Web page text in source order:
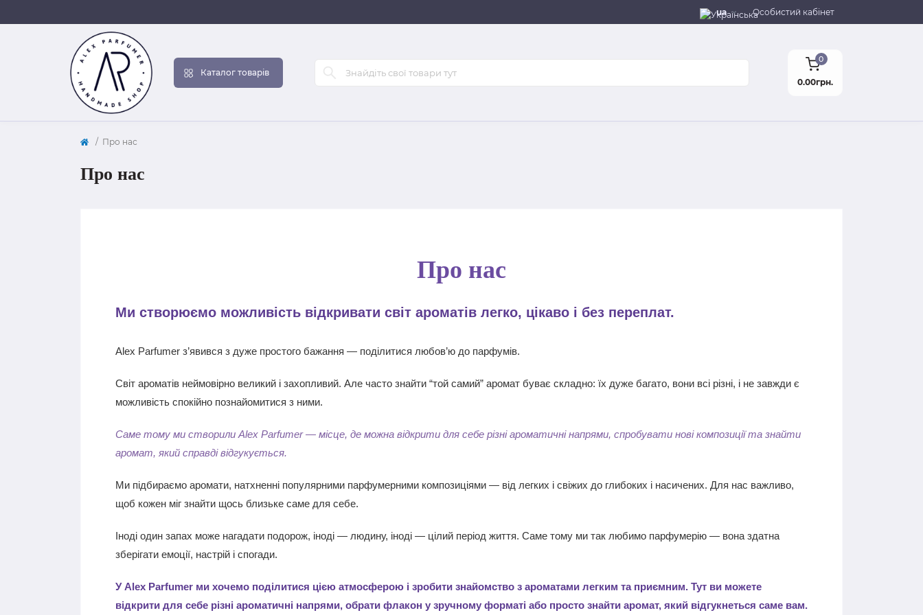
ua Особистий кабінет
Каталог товарів
0
0.00грн.
Про нас
Про нас
Про нас
Ми створюємо можливість відкривати світ ароматів легко, цікаво і без переплат.
Alex Parfumer з’явився з дуже простого бажання — поділитися любов’ю до парфумів.
Світ ароматів неймовірно великий і захопливий. Але часто знайти “той самий” аромат буває складно: їх дуже багато, вони всі різні, і не завжди є
можливість спокійно познайомитися з ними.
Саме тому ми створили Alex Parfumer — місце, де можна відкрити для себе різні ароматичні напрями, спробувати нові композиції та знайти
аромат, який справді відгукується.
Ми підбираємо аромати, натхненні популярними парфумерними композиціями — від легких і свіжих до глибоких і насичених. Для нас важливо,
щоб кожен міг знайти щось близьке саме для себе.
Іноді один запах може нагадати подорож, іноді — людину, іноді — цілий період життя. Саме тому ми так любимо парфумерію — вона здатна
зберігати емоції, настрій і спогади.
У Alex Parfumer ми хочемо поділитися цією атмосферою і зробити знайомство з ароматами легким та приємним. Тут ви можете
відкрити для себе різні ароматичні напрями, обрати флакон у зручному форматі або просто знайти аромат, який відгукнеться саме вам.